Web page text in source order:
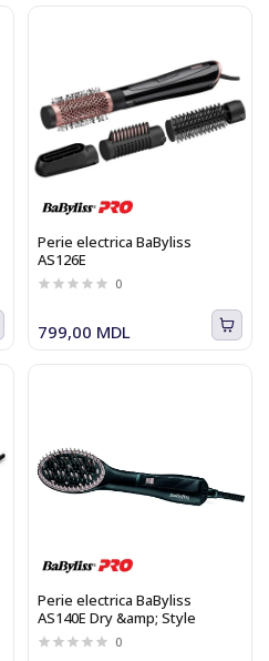
Perie electrica BaByliss
AS126E
0
799,00 MDL
Perie electrica BaByliss
AS140E Dry &amp; Style
0